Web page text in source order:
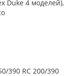
Duke 4 моделей),
390 RC 200/390